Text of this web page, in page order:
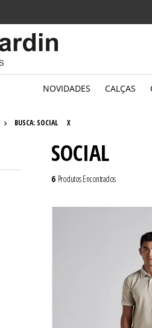
NOVIDADES CALÇAS
BUSCA: SOCIAL X
SOCIAL
6 Produtos Encontrados